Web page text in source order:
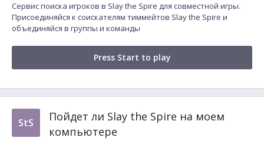
Сервис поиска игроков в Slay the Spire для совместной игры.
Присоединяйся к соискателям тиммейтов Slay the Spire и
объединяйся в группы и команды
Press Start to play
StS
Пойдет ли Slay the Spire на моем
компьютере